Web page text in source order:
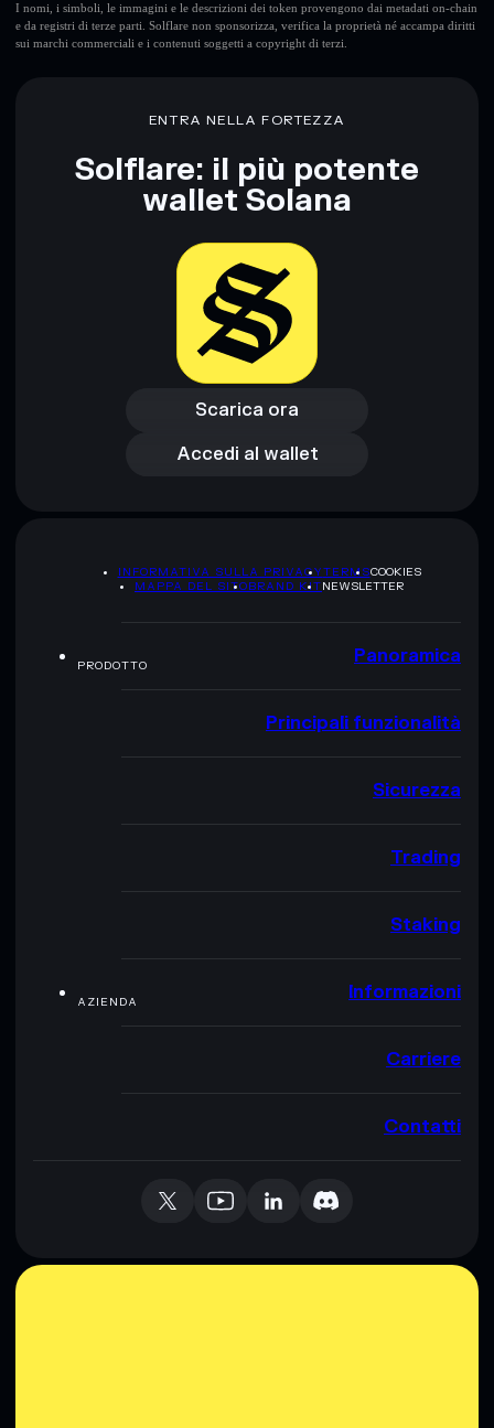
I nomi, i simboli, le immagini e le descrizioni dei token provengono dai metadati on-chain
e da registri di terze parti. Solflare non sponsorizza, verifica la proprietà né accampa diritti
sui marchi commerciali e i contenuti soggetti a copyright di terzi.
ENTRA NELLA FORTEZZA
Solflare: il più potente
wallet Solana
Scarica ora
Scarica ora
Accedi al wallet
Accedi al wallet
INFORMATIVA SULLA PRIVACYTERMSCOOKIES
MAPPA DEL SITOBRAND KITNEWSLETTER
PRODOTTO Panoramica
Principali funzionalità
Sicurezza
Trading
Staking
AZIENDA Informazioni
Carriere
Contatti